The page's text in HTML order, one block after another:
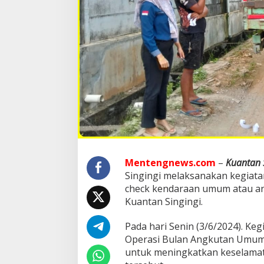
s
i
d
a
n
d
u
k
a
s
i
G
u
a
M
n
i
g
k
t
Mentengnews.com – Kuantan
Singingi melaksanakan
check kendaraan umum atau
Kuantan Singingi.
Pada hari Senin (3/6/2024).
Operasi Bulan Angkutan
untuk meningkatkan